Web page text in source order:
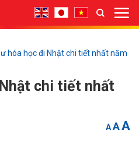
hóa học đi Nhật chi tiết nhất năm
chi tiết nhất
Afont
size.
AA